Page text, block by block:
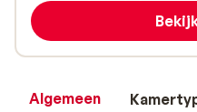
Algemeen